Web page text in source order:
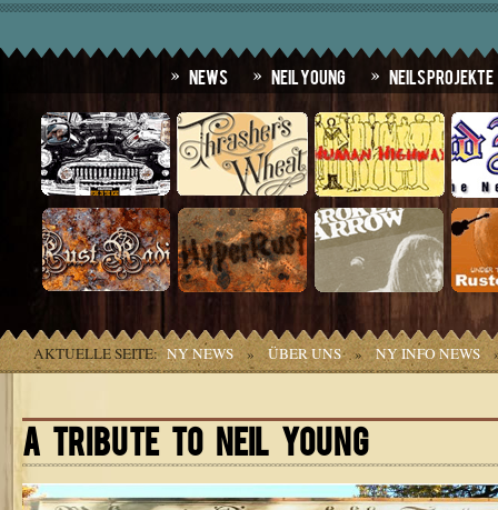
News Neil Young Neils Projekte
AKTUELLE SEITE: NY NEWS » ÜBER UNS » NY INFO NEWS
A TRIBUTE TO NEIL YOUNG